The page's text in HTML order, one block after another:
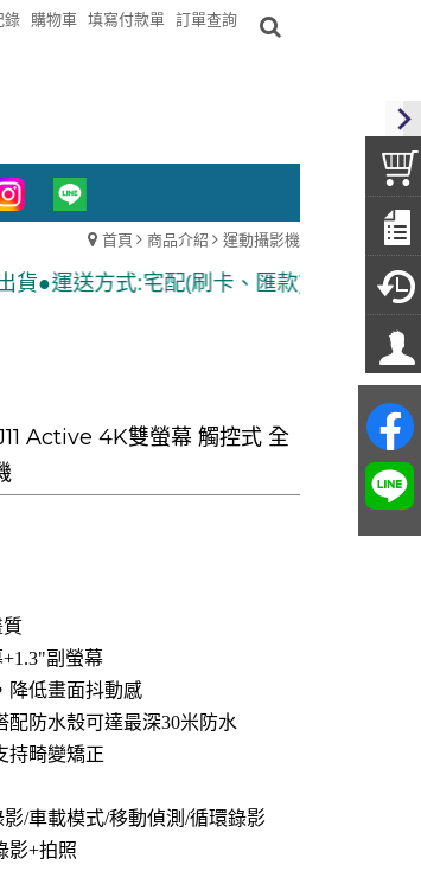
錄 購物車 填寫付款單 訂單查詢
首頁 商品介紹 運動攝影機
(刷卡、匯款)、7-11貨到付款 ●隨貨附發票
Active 4K雙螢幕 觸控式 全
質
副螢幕
降低畫面抖動感
配防水殼可達最深30米防水
持畸變矯正
/車載模式/移動偵測/循環錄影
影+拍照